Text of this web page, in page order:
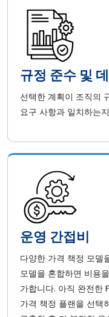
규정 준수 및
선택한 계획이 조직의
요구 사항과 일치하는
운영 간접비
다양한 가격 책정 모델
모델을 혼합하면 비용
가합니다. 아직 완전한
가격 책정 플랜을 선택